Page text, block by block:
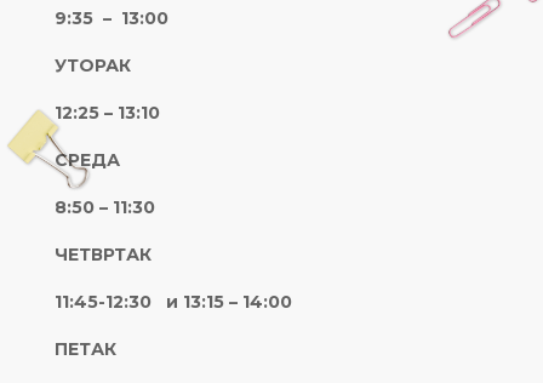
9:35 – 13:00
УТОРАК
12:25 – 13:10
СРЕДА
8:50 – 11:30
ЧЕТВРТАК
11:45-12:30 и 13:15 – 14:00
ПЕТАК